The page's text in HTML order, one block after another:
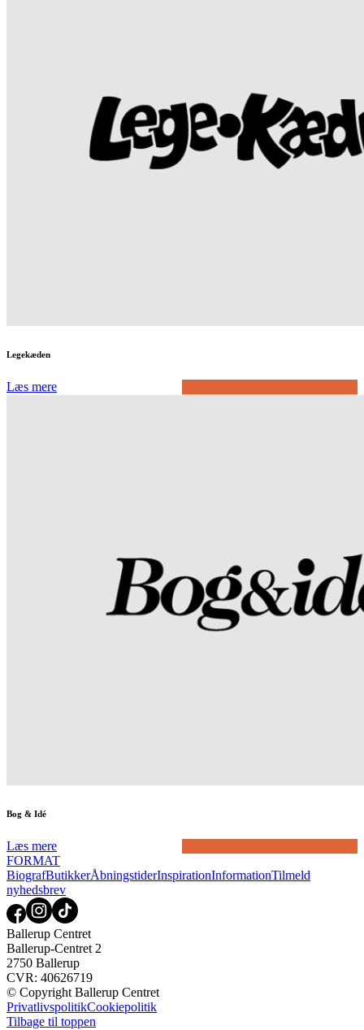
Legekæden
Læs mere
Bog & Idé
Læs mere
FORMAT
BiografButikkerÅbningstiderInspirationInformationTilmeld
nyhedsbrev
Ballerup Centret
Ballerup-Centret 2
2750 Ballerup
CVR: 40626719
© Copyright Ballerup Centret
PrivatlivspolitikCookiepolitik
Tilbage til toppen